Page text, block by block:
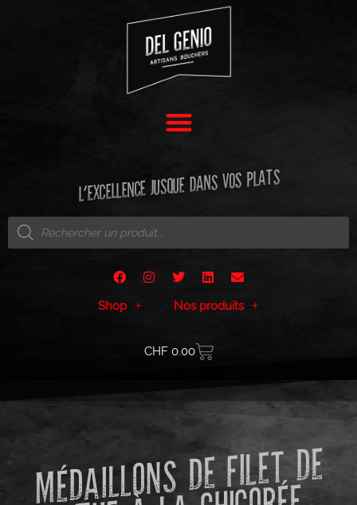
L'EXCELLENCE JUSQUE DANS VOS PLATS
Shop Nos produits
CHF0.00
MÉDAILLONS DE FILET DE
B